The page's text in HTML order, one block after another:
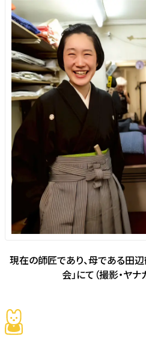
現在の師匠であり、母である田
会」にて（撮影・ヤナ